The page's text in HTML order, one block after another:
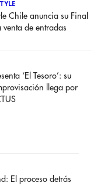
Chile anuncia su Final
de entradas
‘El Tesoro’: su
llega por
El proceso detrás